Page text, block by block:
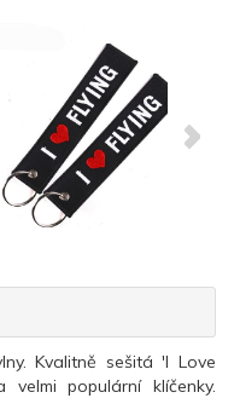
Kvalitně sešitá 'I Love
populární klíčenky.